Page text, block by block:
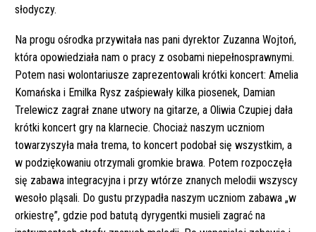
słodyczy.
Na progu ośrodka przywitała nas pani dyrektor Zuzanna Wojtoń,
która opowiedziała nam o pracy z osobami niepełnosprawnymi.
Potem nasi wolontariusze zaprezentowali krótki koncert: Amelia
Komańska i Emilka Rysz zaśpiewały kilka piosenek, Damian
Trelewicz zagrał znane utwory na gitarze, a Oliwia Czupiej dała
krótki koncert gry na klarnecie. Chociaż naszym uczniom
towarzyszyła mała trema, to koncert podobał się wszystkim, a
w podziękowaniu otrzymali gromkie brawa. Potem rozpoczęła
się zabawa integracyjna i przy wtórze znanych melodii wszyscy
wesoło pląsali. Do gustu przypadła naszym uczniom zabawa „w
orkiestrę”, gdzie pod batutą dyrygentki musieli zagrać na